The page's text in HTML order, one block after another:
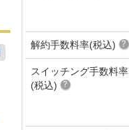
解約手数料率(税込)
スイッチング手数料率
(税込)